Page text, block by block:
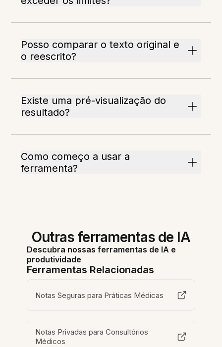
Posso comparar o texto original e
o reescrito?
Existe uma pré-visualização do
resultado?
Como começo a usar a
ferramenta?
Outras ferramentas de IA
Descubra nossas ferramentas de IA e
produtividade
Ferramentas Relacionadas
Notas Seguras para Práticas Médicas
Notas Privadas para Consultórios
Médicos